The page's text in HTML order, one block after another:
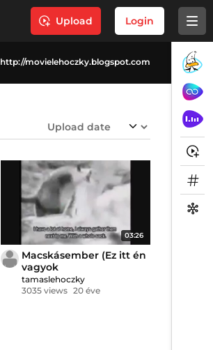
Upload Login
http://movielehoczky.blogspot.com
03:26
Macskásember (Ez itt én
vagyok
tamaslehoczky
3035 views 20 éve